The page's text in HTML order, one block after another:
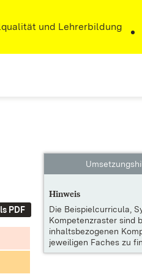
und Lehrerbildung
PDF
Hinweis
Die Beispielcurricula,
Kompetenzraster sind
inhaltsbezogenen
jeweiligen Faches zu